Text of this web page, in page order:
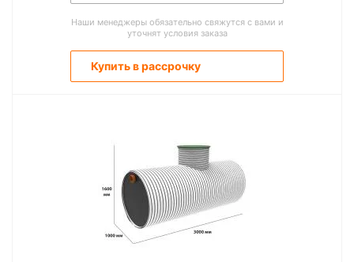
Наши менеджеры обязательно свяжутся с вами и
уточнят условия заказа
Купить в рассрочку